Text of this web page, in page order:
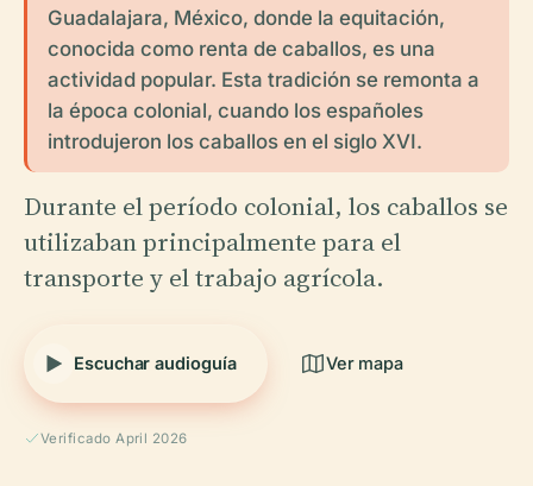
Guadalajara, México, donde la equitación,
conocida como renta de caballos, es una
actividad popular. Esta tradición se remonta a
la época colonial, cuando los españoles
introdujeron los caballos en el siglo XVI.
Durante el período colonial, los caballos se
utilizaban principalmente para el
transporte y el trabajo agrícola.
Escuchar audioguía Ver mapa
Verificado April 2026